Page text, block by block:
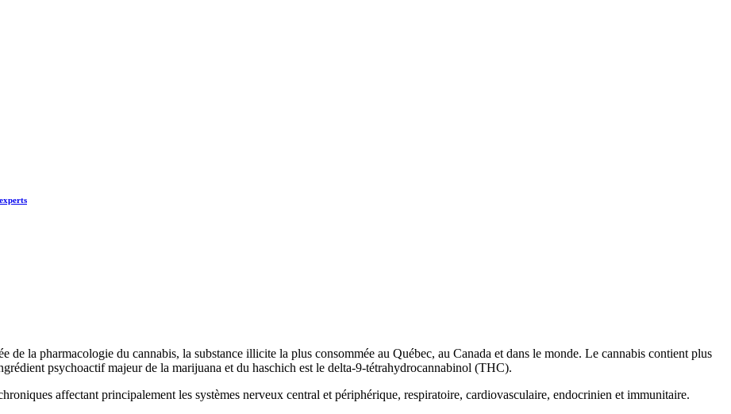
de la pharmacologie du cannabis, la substance illicite la plus consommée au Québec, au Canada et dans le monde. Le cannabis contient plus
psychoactif majeur de la marijuana et du haschich est le delta-9-tétrahydrocannabinol (THC).
affectant principalement les systèmes nerveux central et périphérique, respiratoire, cardiovasculaire, endocrinien et immunitaire.